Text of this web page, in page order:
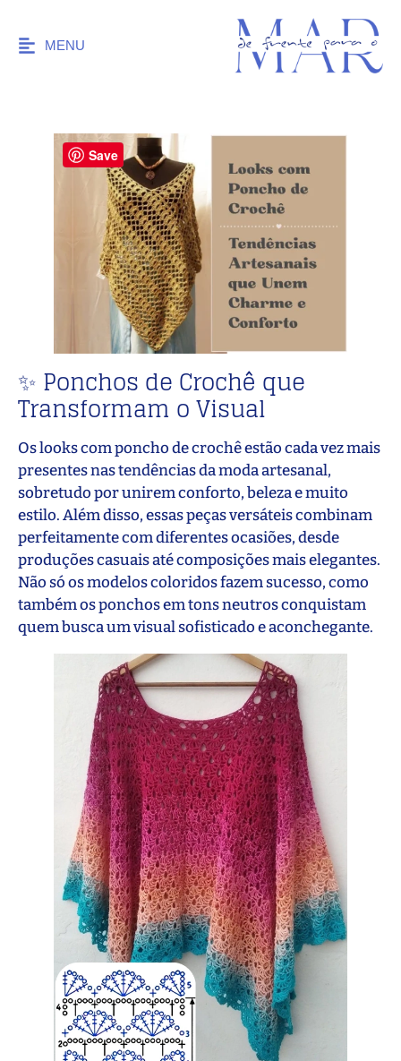
MENU
✨ Ponchos de Crochê que
Transformam o Visual
Os looks com poncho de crochê estão cada vez mais
presentes nas tendências da moda artesanal,
sobretudo por unirem conforto, beleza e muito
estilo. Além disso, essas peças versáteis combinam
perfeitamente com diferentes ocasiões, desde
produções casuais até composições mais elegantes.
Não só os modelos coloridos fazem sucesso, como
também os ponchos em tons neutros conquistam
quem busca um visual sofisticado e aconchegante.
Save